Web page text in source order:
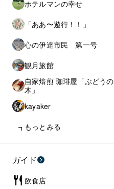
ホテルマンの幸せ
「ああ〜遊行！！」
心の伊達市民 第一号
観月旅館
自家焙煎 珈琲屋「ぶどうの
木」
kayaker
もっとみる
ガイド
飲食店